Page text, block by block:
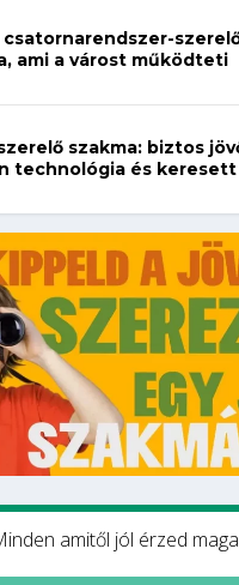
csatornarendszer-
ami a várost működteti
szakma: biztos
technológia és
amitől jól érzed